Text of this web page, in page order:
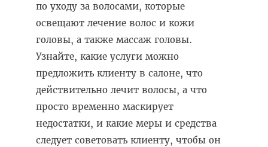
по уходу за волосами, которые
освещают лечение волос и кожи
головы, а также массаж головы.
Узнайте, какие услуги можно
предложить клиенту в салоне, что
действительно лечит волосы, а что
просто временно маскирует
недостатки, и какие меры и средства
следует советовать клиенту, чтобы он